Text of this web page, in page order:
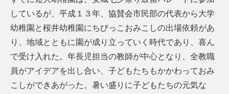
しているが、平成１３年、協賛会市民部の代表から大学
幼稚園と桜井幼稚園にちびっこおみこしの出場依頼があ
り、地域とともに園が成り立っていく時代であり、喜ん
で受け入れた。年長児担当の教師が中心となり、全教職
員がアイデアを出し合い、子どもたちもかかわっておみ
こしができあがった。暑い盛りに子どもたちの元気な